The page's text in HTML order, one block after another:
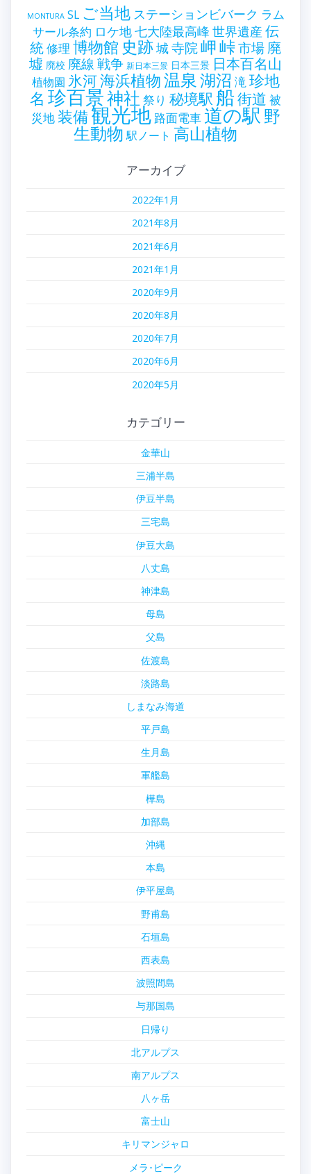
MONTURA SL ご当地 ステーションビバーク ラム
サール条約 ロケ地七大陸最高峰 世界遺産 伝
統修理 博物館 史跡城寺院岬峠市場 廃
墟 廃校 廃線戦争 新日本三景 日本三景 日本百名山
植物園 氷河海浜植物温泉湖沼 滝 珍地
名 珍百景神社 祭り 秘境駅 船街道 被
災地 装備観光地 路面電車道の駅 野
生動物 駅ノート 高山植物
アーカイブ
2022年1月
2021年8月
2021年6月
2021年1月
2020年9月
2020年8月
2020年7月
2020年6月
2020年5月
カテゴリー
金華山
三浦半島
伊豆半島
三宅島
伊豆大島
八丈島
神津島
母島
父島
佐渡島
淡路島
しまなみ海道
平戸島
生月島
軍艦島
樺島
加部島
沖縄
本島
伊平屋島
野甫島
石垣島
西表島
波照間島
与那国島
日帰り
北アルプス
南アルプス
八ヶ岳
富士山
キリマンジャロ
メラ･ピーク